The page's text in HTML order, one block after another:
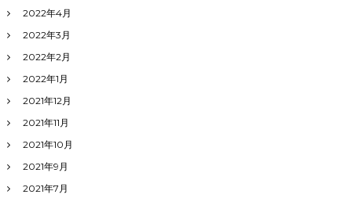
2022年4月
2022年3月
2022年2月
2022年1月
2021年12月
2021年11月
2021年10月
2021年9月
2021年7月